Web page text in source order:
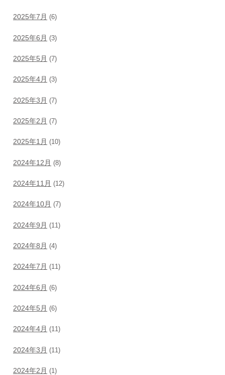
2025年7月 (6)
2025年6月 (3)
2025年5月 (7)
2025年4月 (3)
2025年3月 (7)
2025年2月 (7)
2025年1月 (10)
2024年12月 (8)
2024年11月 (12)
2024年10月 (7)
2024年9月 (11)
2024年8月 (4)
2024年7月 (11)
2024年6月 (6)
2024年5月 (6)
2024年4月 (11)
2024年3月 (11)
2024年2月 (1)